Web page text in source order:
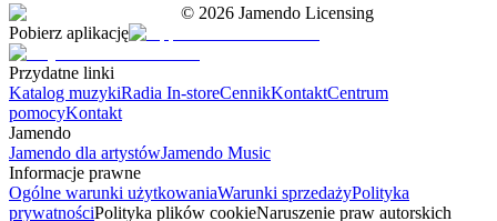
© 2026 Jamendo Licensing
Pobierz aplikację
Przydatne linki
Katalog muzykiRadia In-storeCennikKontaktCentrum
pomocyKontakt
Jamendo
Jamendo dla artystówJamendo Music
Informacje prawne
Ogólne warunki użytkowaniaWarunki sprzedażyPolityka
prywatnościPolityka plików cookieNaruszenie praw autorskich